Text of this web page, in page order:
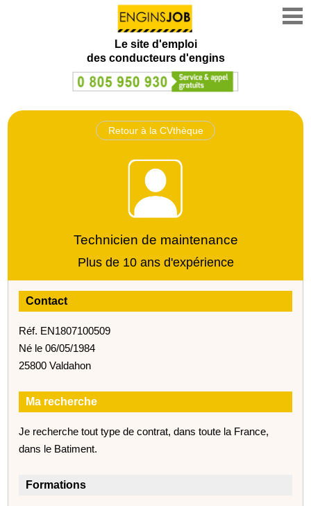
Le site d'emploi
des conducteurs d'engins
Retour à la CVthèque
Technicien de maintenance
Plus de 10 ans d'expérience
Contact
Réf. EN1807100509
Né le 06/05/1984
25800 Valdahon
Ma recherche
Je recherche tout type de contrat, dans toute la France,
dans le Batiment.
Formations